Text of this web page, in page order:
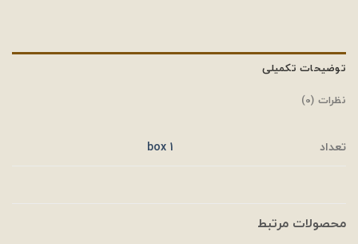
توضیحات تکمیلی
نظرات (0)
تعداد 1 box
محصولات مرتبط